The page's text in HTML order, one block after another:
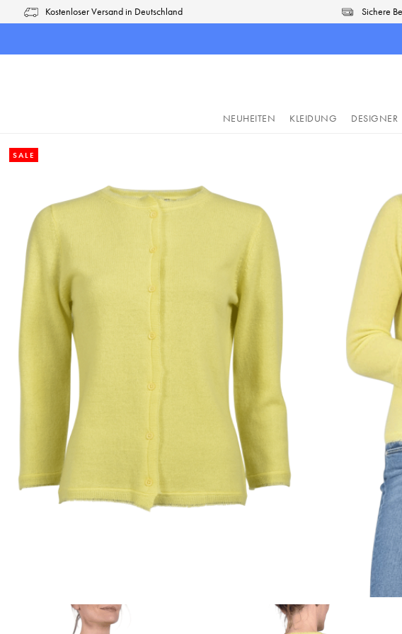
Zur Hauptnavigation springen
Kostenloser Versand in Deutschland Sichere
NEUHEITEN KLEIDUNG DESIGNER
SALE